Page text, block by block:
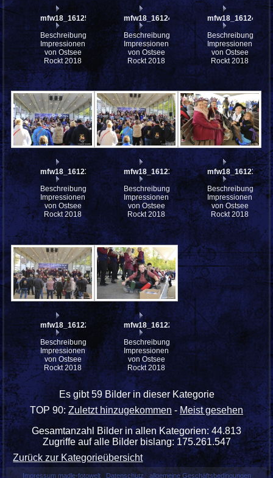
mfw18_161251
Beschreibung:
Impressionen
von Ostsee
Rockt 2018
mfw18_161242
Beschreibung:
Impressionen
von Ostsee
Rockt 2018
mfw18_161241
Beschreibung:
Impressionen
von Ostsee
Rockt 2018
mfw18_161238
Beschreibung:
Impressionen
von Ostsee
Rockt 2018
mfw18_161236
Beschreibung:
Impressionen
von Ostsee
Rockt 2018
mfw18_161232
Beschreibung:
Impressionen
von Ostsee
Rockt 2018
mfw18_161224
Beschreibung:
Impressionen
von Ostsee
Rockt 2018
mfw18_161221
Beschreibung:
Impressionen
von Ostsee
Rockt 2018
Es gibt 59 Bilder in dieser Kategorie
TOP 90:Zuletzt hinzugekommen-Meist gesehen
Gesamtanzahl Bilder in allen Kategorien: 44.813
Zugriffe auf alle Bilder bislang: 175.261.547
Zurück zur Kategorieübersicht
Impressum madle-fotowelt Datenschutz allgemeine Geschäftsbedingungen